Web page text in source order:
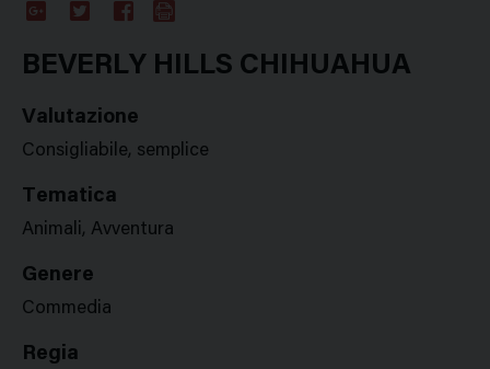
Plus
BEVERLY HILLS CHIHUAHUA
Valutazione
Consigliabile, semplice
Tematica
Animali, Avventura
Genere
Commedia
Regia